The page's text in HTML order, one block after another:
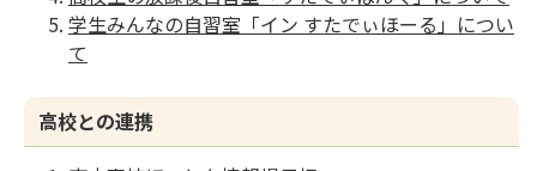
学生みんなの自習室「イン すたでぃほーる」につい
て
高校との連携